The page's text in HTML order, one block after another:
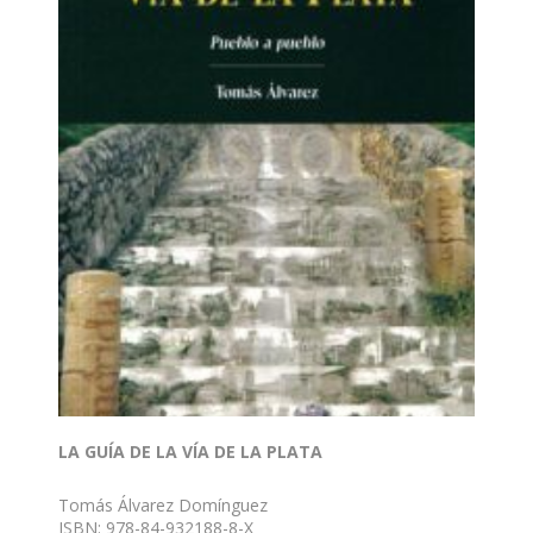
LA GUÍA DE LA VÍA DE LA PLATA
Tomás Álvarez Domínguez
ISBN: 978-84-932188-8-X